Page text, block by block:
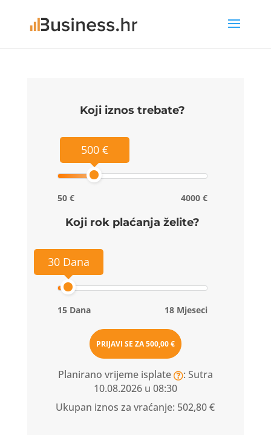
Koji iznos trebate?
500 €
50 € 4000 €
Koji rok plaćanja želite?
30 Dana
15 Dana 18 Mjeseci
PRIJAVI SE ZA500,00 €
Planirano vrijeme isplate
: Sutra
10.08.2026 u 08:30
Ukupan iznos za vraćanje: 502,80 €